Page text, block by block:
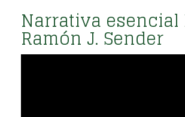
Narrativa esencial
Ramón J. Sender